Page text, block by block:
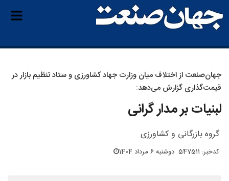
جهان‌صنعت از اختلاف میان وزارت جهاد کشاورزی و ستاد تنظیم بازار در
قیمت‌گذاری گزارش می‌دهد:
لبنیات بر مدار گرانی
گروه بازرگانی و کشاورزی
کدخبر: 547511 دوشنبه 6 مرداد 1404